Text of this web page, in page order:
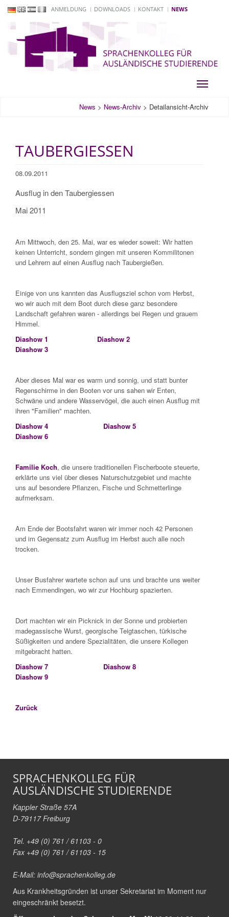
ANMELDUNG DOWNLOADS KONTAKT NEWS
Toggle
News > News-Archiv > Detailansicht-Archiv
TAUBERGIESSEN
08.09.2011
Ausflug in den Taubergiessen
Mai 2011
Am Mittwoch, den 25. Mai, war es wieder soweit: Wir hatten
keinen Unterricht, sondern gingen mit unseren Kommilitonen
und Lehrern auf einen Ausflug nach Taubergießen.
Einige von uns kannten das Ausflugsziel schon vom Herbst,
wo wir auch mit dem Boot durch diese ganz besondere
Landschaft gefahren waren - allerdings bei Regen und grauem
Himmel.
Diashow 1
Diashow 2
Diashow 3
Aber dieses Mal war es warm und sonnig, und statt bunter
Regenschirme in den Booten vor uns sahen wir Enten,
Schwäne und andere Wasservögel, die auch einen Ausflug mit
ihren "Familien" machten.
Diashow 4
Diashow 5
Diashow 6
Familie Koch, die unsere traditionellen Fischerboote steuerte,
erklärte uns viel über dieses Naturschutzgebiet und machte
uns auf besondere Pflanzen, Fische und Schmetterlinge
aufmerksam.
Am Ende der Bootsfahrt waren wir immer noch 42 Personen
und im Gegensatz zum Ausflug im Herbst auch alle noch
trocken.
Unser Busfahrer wartete schon auf uns und brachte uns weiter
nach Emmendingen, wo wir zur Hochburg spazierten.
Dort machten wir ein Picknick in der Sonne und probierten
madegassische Wurst, georgische Teigtaschen, türkische
Süßigkeiten und andere Spezialitäten, die unsere Kollegen
mitgebracht hatten.
Diashow 7
Diashow 8
Diashow 9
Zurück
SPRACHENKOLLEG FÜR
AUSLÄNDISCHE STUDIERENDE
Kappler Straße 57A
D-79117 Freiburg
Tel. +49 (0) 761 / 61103 - 0
Fax +49 (0) 761 / 61103 - 15
E-Mail: info@sprachenkolleg.de
Aus Krankheitsgründen ist unser Sekretariat im Moment nur
eingeschränkt besetzt.